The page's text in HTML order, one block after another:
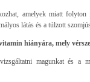
amelyek miatt folyton
látás és a túlzott
hiányára, mely
magunkat és a